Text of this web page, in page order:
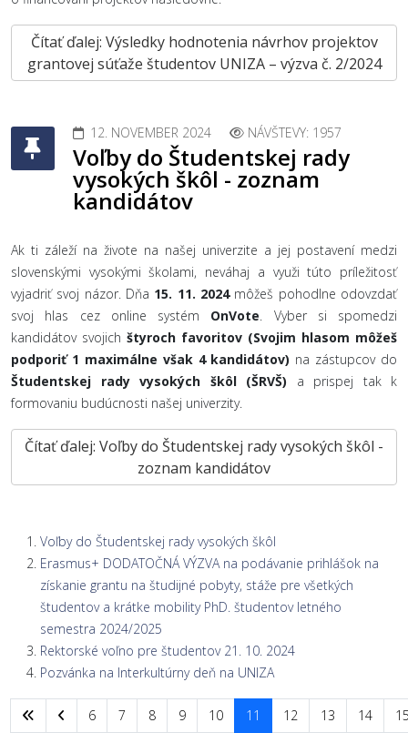
Čítať ďalej: Výsledky hodnotenia návrhov projektov
grantovej súťaže študentov UNIZA – výzva č. 2/2024
12. NOVEMBER 2024 NÁVŠTEVY: 1957
Voľby do Študentskej rady
vysokých škôl - zoznam
kandidátov
Ak ti záleží na živote na našej univerzite a jej postavení medzi
slovenskými vysokými školami, neváhaj a využi túto príležitosť
vyjadriť svoj názor. Dňa 15. 11. 2024môžeš pohodlne odovzdať
svoj hlas cez online systém OnVote. Vyber si spomedzi
kandidátov svojich štyroch favoritov (Svojim hlasom môžeš
podporiť 1 maximálne však 4 kandidátov) na zástupcov do
Študentskej rady vysokých škôl (ŠRVŠ) a prispej tak k
formovaniu budúcnosti našej univerzity.
Čítať ďalej: Voľby do Študentskej rady vysokých škôl -
zoznam kandidátov
Voľby do Študentskej rady vysokých škôl
Erasmus+ DODATOČNÁ VÝZVA na podávanie prihlášok na
získanie grantu na študijné pobyty, stáže pre všetkých
študentov a krátke mobility PhD. študentov letného
semestra 2024/2025
Rektorské voľno pre študentov 21. 10. 2024
Pozvánka na Interkultúrny deň na UNIZA
6 7 8 9 10 11 12 13 14